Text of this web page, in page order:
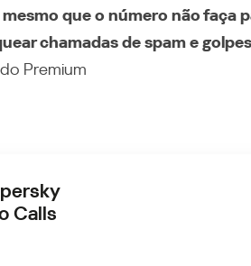
mesmo que o número não faça
chamadas de spam e golpes
Premium
Calls